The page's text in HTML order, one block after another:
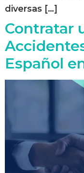
diversas […]
Contratar
Español